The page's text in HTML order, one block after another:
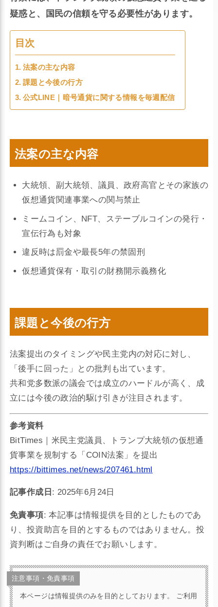
疑惑と、国民の信頼を守る必要性があります。
目次
法案の主な内容
課題と今後の行方
公式LINE｜暗号通貨に関する情報を毎週配信
法案の主な内容
大統領、副大統領、議員、政府高官とその家族の
仮想通貨関連事業への関与禁止
ミームコイン、NFT、ステーブルコインの発行・
宣伝行為も対象
違反時は罰金や最長5年の禁固刑
仮想通貨保有・取引の財務開示義務化
課題と今後の行方
法案提出のタイミングや民主党内の対応に対し、
「後手に回った」との批判も出ています。
共和党多数派の議会では成立のハードルが高く、成
立には今後の政治的駆け引きが注目されます。
参考資料
BitTimes｜米民主党議員、トランプ大統領の仮想通
貨事業を規制する「COIN法案」を提出
https://bittimes.net/news/207461.html
記事作成日 : 2025年6月24日
免責事項: 本記事は情報提供を目的としたものであ
り、投資助言を目的とするものではありません。投
資判断はご自身の責任でお願いします。
注意事項・免責事項
本ページは情報提供のみを目的としております。 ご利用